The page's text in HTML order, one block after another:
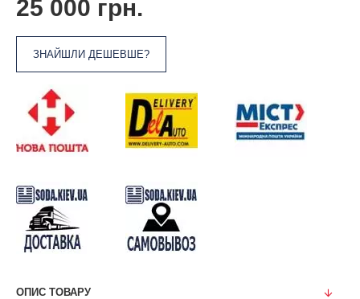
25 000 грн.
ЗНАЙШЛИ ДЕШЕВШЕ?
ОПИС ТОВАРУ